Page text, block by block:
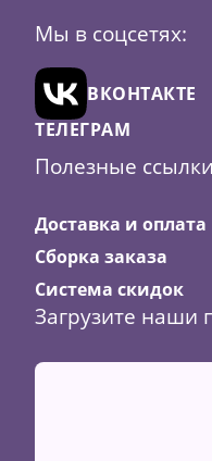
Мы в соцсетях:
ВКОНТАКТЕ
ТЕЛЕГРАМ
Полезные
Доставка и оплата
Сборка заказа
Система скидок
Загрузите наши